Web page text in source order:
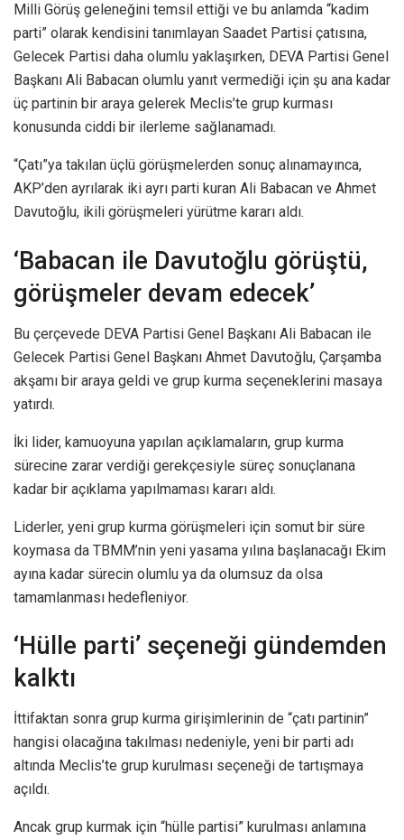
Milli Görüş geleneğini temsil ettiği ve bu anlamda “kadim
parti” olarak kendisini tanımlayan Saadet Partisi çatısına,
Gelecek Partisi daha olumlu yaklaşırken, DEVA Partisi Genel
Başkanı Ali Babacan olumlu yanıt vermediği için şu ana kadar
üç partinin bir araya gelerek Meclis’te grup kurması
konusunda ciddi bir ilerleme sağlanamadı.
“Çatı”ya takılan üçlü görüşmelerden sonuç alınamayınca,
AKP’den ayrılarak iki ayrı parti kuran Ali Babacan ve Ahmet
Davutoğlu, ikili görüşmeleri yürütme kararı aldı.
‘Babacan ile Davutoğlu görüştü,
görüşmeler devam edecek’
Bu çerçevede DEVA Partisi Genel Başkanı Ali Babacan ile
Gelecek Partisi Genel Başkanı Ahmet Davutoğlu, Çarşamba
akşamı bir araya geldi ve grup kurma seçeneklerini masaya
yatırdı.
İki lider, kamuoyuna yapılan açıklamaların, grup kurma
sürecine zarar verdiği gerekçesiyle süreç sonuçlanana
kadar bir açıklama yapılmaması kararı aldı.
Liderler, yeni grup kurma görüşmeleri için somut bir süre
koymasa da TBMM’nin yeni yasama yılına başlanacağı Ekim
ayına kadar sürecin olumlu ya da olumsuz da olsa
tamamlanması hedefleniyor.
‘Hülle parti’ seçeneği gündemden
kalktı
İttifaktan sonra grup kurma girişimlerinin de “çatı partinin”
hangisi olacağına takılması nedeniyle, yeni bir parti adı
altında Meclis’te grup kurulması seçeneği de tartışmaya
açıldı.
Ancak grup kurmak için “hülle partisi” kurulması anlamına